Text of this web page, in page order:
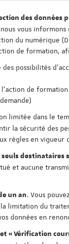
des données
vous
du numérique
de formation,
possibilités
de formation
limitée dans le
la sécurité des
règles en vigueur
seuls destinataires
et aucune
un an. Vous
limitation du
données en
et « Vérification